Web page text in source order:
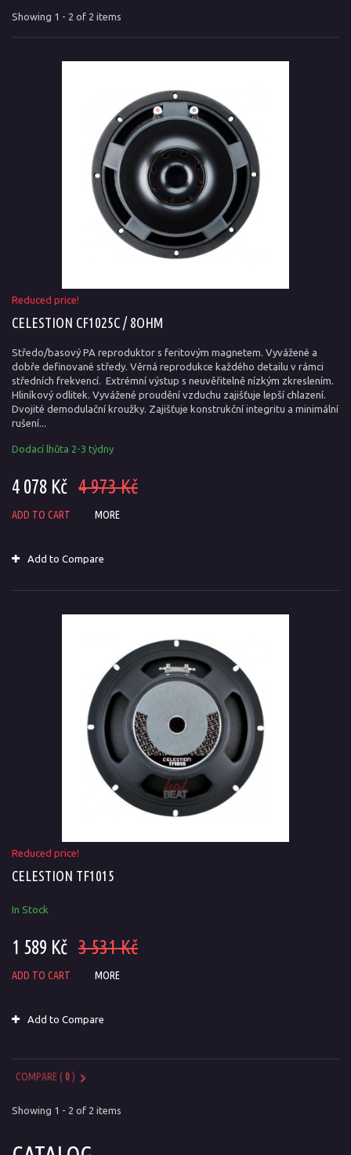
Showing 1 - 2 of 2 items
Reduced price!
CELESTION CF1025C / 8OHM
Středo/basový PA reproduktor s feritovým magnetem. Vyvážené a
dobře definované středy. Věrná reprodukce každého detailu v rámci
středních frekvencí. Extrémní výstup s neuvěřitelně nízkým zkreslením.
Hliníkový odlitek. Vyvážené proudění vzduchu zajišťuje lepší chlazení.
Dvojité demodulační kroužky. Zajišťuje konstrukční integritu a minimální
rušení...
Dodací lhůta 2-3 týdny
4 078 Kč 4 973 Kč
ADD TO CART MORE
Add to Compare
Reduced price!
CELESTION TF1015
In Stock
1 589 Kč 3 531 Kč
ADD TO CART MORE
Add to Compare
COMPARE (0)
Showing 1 - 2 of 2 items